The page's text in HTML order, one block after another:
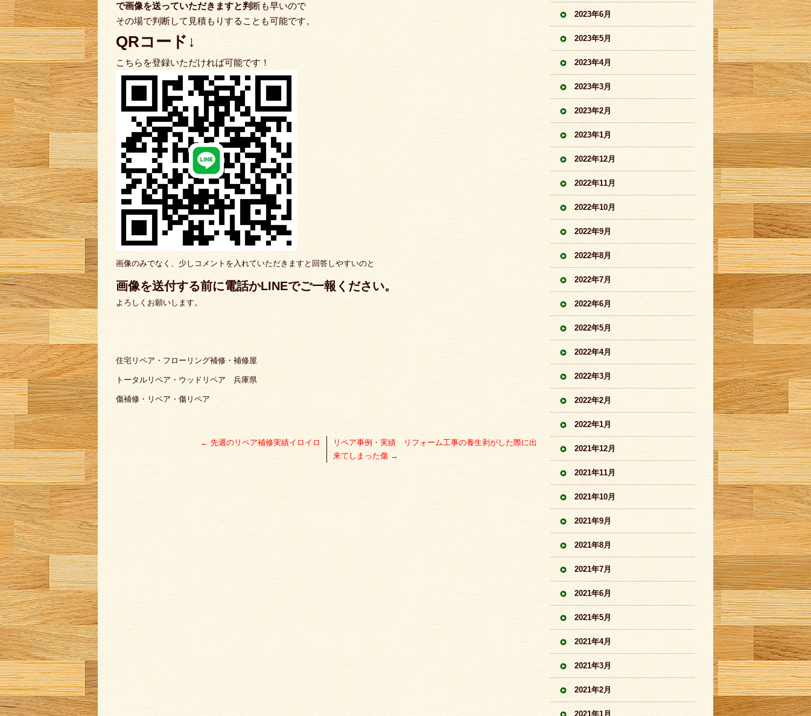
で画像を送っていただきますと判 断も早いので
その場で判断して見積もりすることも可能です。
QRコード↓
こちらを登録いただければ可能です！
画像のみでなく、少しコメントを入れていただきますと回答しやすいのと
画像を送付する前に電話かLINEでご一報ください。
よろしくお願いします。
住宅リペア・フローリング補修・補修屋
トータルリペア・ウッドリペア 兵庫県
傷補修・リペア・傷リペア
← 先週のリペア補修実績イロイロ
リペア事例・実績 リフォーム工事の養生剥がした際に出
来てしまった傷 →
2023年6月
2023年5月
2023年4月
2023年3月
2023年2月
2023年1月
2022年12月
2022年11月
2022年10月
2022年9月
2022年8月
2022年7月
2022年6月
2022年5月
2022年4月
2022年3月
2022年2月
2022年1月
2021年12月
2021年11月
2021年10月
2021年9月
2021年8月
2021年7月
2021年6月
2021年5月
2021年4月
2021年3月
2021年2月
2021年1月